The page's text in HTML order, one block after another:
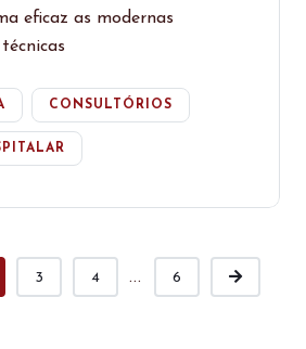
eficaz as modernas
CONSULTÓRIOS
3 4 ... 6